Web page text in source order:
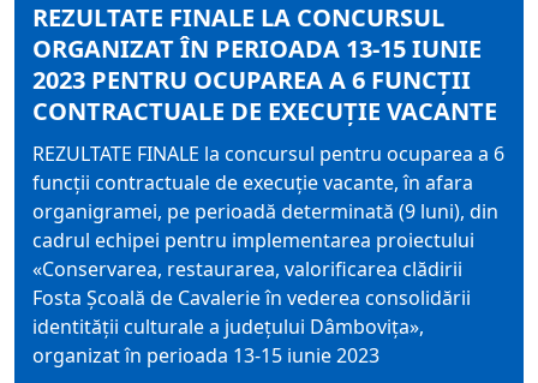
REZULTATE FINALE LA CONCURSUL
ORGANIZAT ÎN PERIOADA 13-15 IUNIE
2023 PENTRU OCUPAREA A 6 FUNCŢII
CONTRACTUALE DE EXECUŢIE VACANTE
REZULTATE FINALE la concursul pentru ocuparea a 6
funcţii contractuale de execuţie vacante, în afara
organigramei, pe perioadă determinată (9 luni), din
cadrul echipei pentru implementarea proiectului
«Conservarea, restaurarea, valorificarea clădirii
Fosta Şcoală de Cavalerie în vederea consolidării
identităţii culturale a judeţului Dâmboviţa»,
organizat în perioada 13-15 iunie 2023